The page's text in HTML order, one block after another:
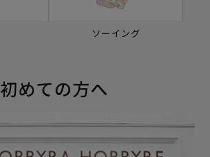
ソーイング
初めての方へ